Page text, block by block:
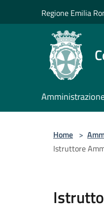
Regione Emilia
Home >
Istruttore